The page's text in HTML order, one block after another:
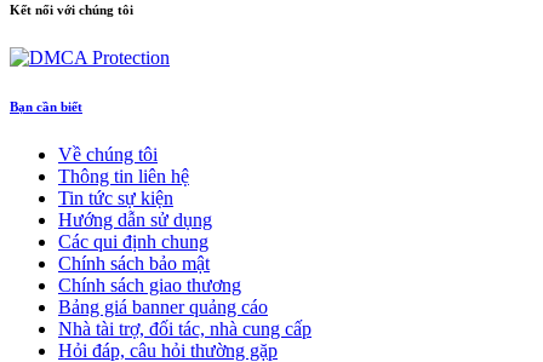
Kết nối với chúng tôi
Bạn cần biết
Về chúng tôi
Thông tin liên hệ
Tin tức sự kiện
Hướng dẫn sử dụng
Các qui định chung
Chính sách bảo mật
Chính sách giao thương
Bảng giá banner quảng cáo
Nhà tài trợ, đối tác, nhà cung cấp
Hỏi đáp, câu hỏi thường gặp